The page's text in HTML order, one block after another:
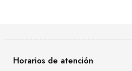
Horarios de atención